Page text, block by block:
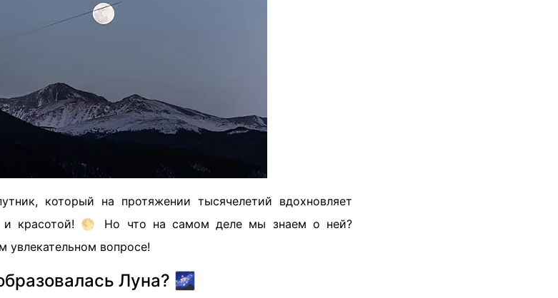
который на протяжении тысячелетий вдохновляет
и красотой! 🌕 Но что на самом деле мы знаем о ней?
увлекательном вопросе!
Луна? 🌌